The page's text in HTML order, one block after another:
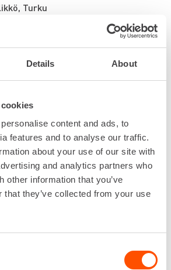
Details About
content and ads, to
features and to analyse our traffic.
about your use of our site with
and analytics partners who
other information that you’ve
that they’ve collected from your use
Turku
Turku